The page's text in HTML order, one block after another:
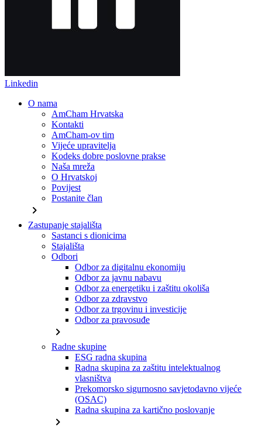
Linkedin
O nama
AmCham Hrvatska
Kontakti
AmCham-ov tim
Vijeće upravitelja
Kodeks dobre poslovne prakse
Naša mreža
O Hrvatskoj
Povijest
Postanite član
chevron_right
Zastupanje stajališta
Sastanci s dionicima
Stajališta
Odbori
Odbor za digitalnu ekonomiju
Odbor za javnu nabavu
Odbor za energetiku i zaštitu okoliša
Odbor za zdravstvo
Odbor za trgovinu i investicije
Odbor za pravosuđe
chevron_right
Radne skupine
ESG radna skupina
Radna skupina za zaštitu intelektualnog
vlasništva
Prekomorsko sigurnosno savjetodavno vijeće
(OSAC)
Radna skupina za kartično poslovanje
chevron_right